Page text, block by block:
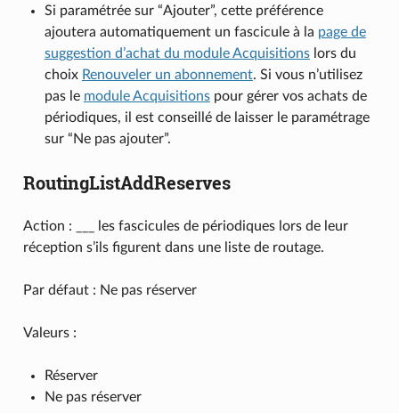
Si paramétrée sur “Ajouter”, cette préférence
ajoutera automatiquement un fascicule à la page de
suggestion d’achat du module Acquisitionslors du
choix Renouveler un abonnement. Si vous n’utilisez
pas le module Acquisitionspour gérer vos achats de
périodiques, il est conseillé de laisser le paramétrage
sur “Ne pas ajouter”.
RoutingListAddReserves
Action : ___ les fascicules de périodiques lors de leur
réception s’ils figurent dans une liste de routage.
Par défaut : Ne pas réserver
Valeurs :
Réserver
Ne pas réserver